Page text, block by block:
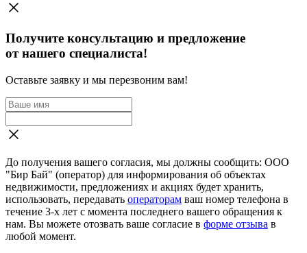
Получите консультацию и предложение
от нашего специалиста!
Оставьте заявку и мы перезвоним вам!
До получения вашего согласия, мы должны сообщить: ООО
"Бир Бай" (оператор) для информирования об объектах
недвижимости, предложениях и акциях будет хранить,
использовать, передавать операторам ваш номер телефона в
течение 3-х лет с момента последнего вашего обращения к
нам. Вы можете отозвать ваше согласие в форме отзыва в
любой момент.